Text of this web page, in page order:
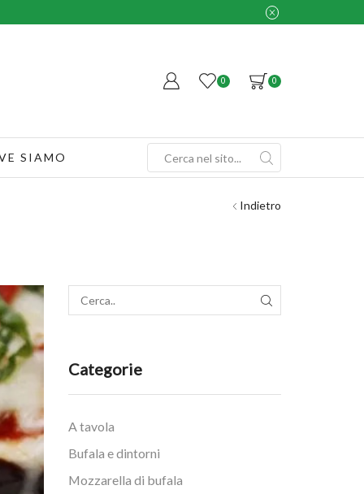
0 0
SIAMO
Search
input
Indietro
SEARCH
Categorie
A tavola
Bufala e dintorni
Mozzarella di bufala